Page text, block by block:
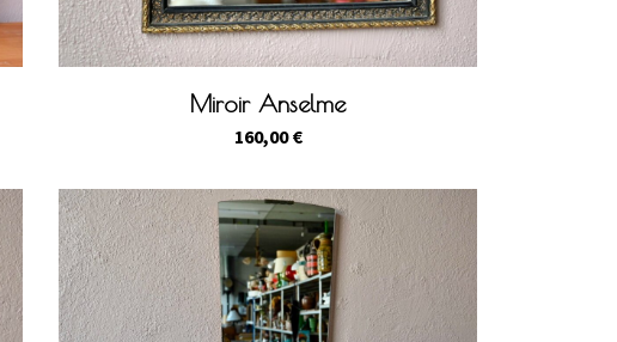
Miroir Anselme
160,00€